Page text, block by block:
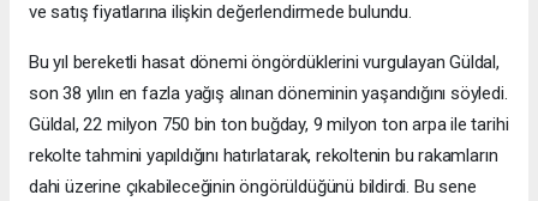
ve satış fiyatlarına ilişkin değerlendirmede bulundu.
Bu yıl bereketli hasat dönemi öngördüklerini vurgulayan Güldal,
son 38 yılın en fazla yağış alınan döneminin yaşandığını söyledi.
Güldal, 22 milyon 750 bin ton buğday, 9 milyon ton arpa ile tarihi
rekolte tahmini yapıldığını hatırlatarak, rekoltenin bu rakamların
dahi üzerine çıkabileceğinin öngörüldüğünü bildirdi. Bu sene